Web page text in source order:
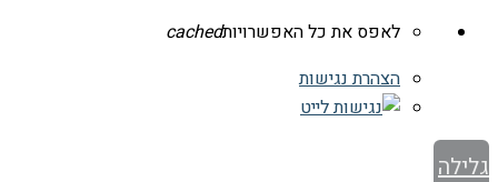
לאפס את כל האפשרויותcached
הצהרת נגישות
גלילה